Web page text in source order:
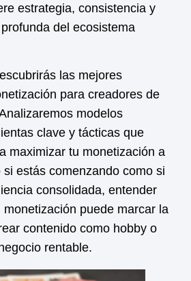
estrategia, consistencia y
del ecosistema
las mejores
para creadores de
modelos
clave y tácticas que
maximizar tu monetización a
si estás comenzando como si
consolidada, entender
monetización puede marcar la
contenido como hobby o
rentable.